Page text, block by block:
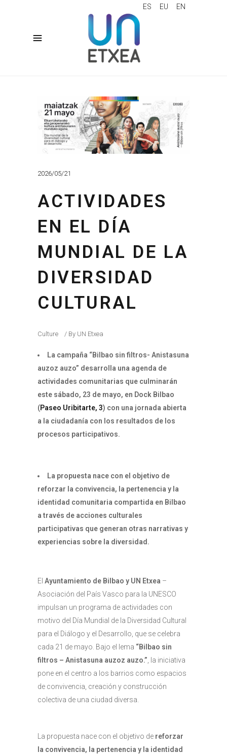
ES EU EN
2026/05/21
ACTIVIDADES
EN EL DÍA
MUNDIAL DE LA
DIVERSIDAD
CULTURAL
Culture By UN Etxea
La campaña “Bilbao sin filtros- Anistasuna
auzoz auzo” desarrolla una agenda de
actividades comunitarias que culminarán
este sábado, 23 de mayo, en Dock Bilbao
(Paseo Uribitarte, 3) con una jornada abierta
a la ciudadanía con los resultados de los
procesos participativos.
La propuesta nace con el objetivo de
reforzar la convivencia, la pertenencia y la
identidad comunitaria compartida en Bilbao
a través de acciones culturales
participativas que generan otras narrativas y
experiencias sobre la diversidad.
El Ayuntamiento de Bilbao y UN Etxea –
Asociación del País Vasco para la UNESCO
impulsan un programa de actividades con
motivo del Día Mundial de la Diversidad Cultural
para el Diálogo y el Desarrollo, que se celebra
cada 21 de mayo. Bajo el lema “Bilbao sin
filtros – Anistasuna auzoz auzo.” , la iniciativa
pone en el centro a los barrios como espacios
de convivencia, creación y construcción
colectiva de una ciudad diversa.
La propuesta nace con el objetivo de reforzar
la convivencia, la pertenencia y la identidad